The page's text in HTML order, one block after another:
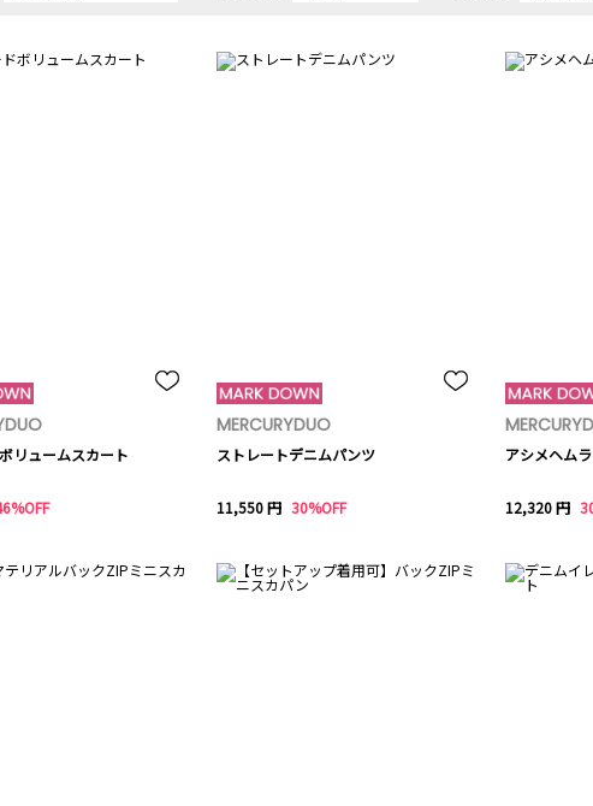
リュームスカート
MERCURYDUO
ストレートデニムパンツ
11,550 円 30%OFF
アシメヘム
12,320 円